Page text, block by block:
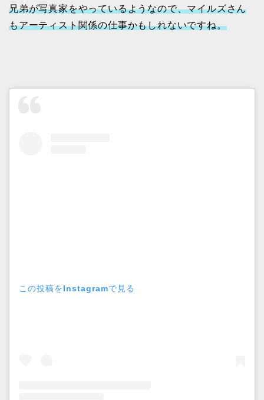
兄弟が写真家をやっているようなので、マイルズさん
もアーティスト関係の仕事かもしれないですね。
この投稿をInstagramで見る